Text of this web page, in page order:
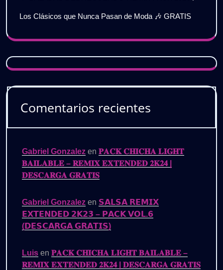
Los Clásicos que Nunca Pasan de Moda 🎶 GRATIS
Comentarios recientes
Gabriel Gonzalez en 𝐏𝐀𝐂𝐊 𝐂𝐇𝐈𝐂𝐇𝐀 𝐋𝐈𝐆𝐇𝐓
𝐁𝐀𝐈𝐋𝐀𝐁𝐋𝐄 – 𝐑𝐄𝐌𝐈𝐗 𝐄𝐗𝐓𝐄𝐍𝐃𝐄𝐃 𝟐𝐊𝟐𝟒 |
𝐃𝐄𝐒𝐂𝐀𝐑𝐆𝐀 𝐆𝐑𝐀𝐓𝐈𝐒
Gabriel Gonzalez en 𝗦𝗔𝗟𝗦𝗔 𝗥𝗘𝗠𝗜𝗫
𝗘𝗫𝗧𝗘𝗡𝗗𝗘𝗗 𝟮𝗞𝟮𝟯 – 𝗣𝗔𝗖𝗞 𝗩𝗢𝗟.𝟲
(𝗗𝗘𝗦𝗖𝗔𝗥𝗚𝗔 𝗚𝗥𝗔𝗧𝗜𝗦)
Luis en 𝐏𝐀𝐂𝐊 𝐂𝐇𝐈𝐂𝐇𝐀 𝐋𝐈𝐆𝐇𝐓 𝐁𝐀𝐈𝐋𝐀𝐁𝐋𝐄 –
𝐑𝐄𝐌𝐈𝐗 𝐄𝐗𝐓𝐄𝐍𝐃𝐄𝐃 𝟐𝐊𝟐𝟒 | 𝐃𝐄𝐒𝐂𝐀𝐑𝐆𝐀 𝐆𝐑𝐀𝐓𝐈𝐒